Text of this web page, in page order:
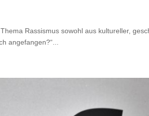
Rassismus sowohl aus kultureller,
angefangen?“...